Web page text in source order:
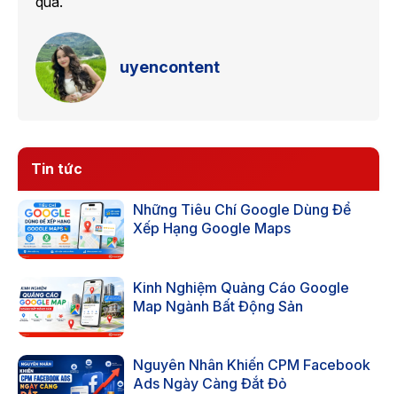
uyencontent
Tin tức
Những Tiêu Chí Google Dùng Để
Xếp Hạng Google Maps
Kinh Nghiệm Quảng Cáo Google
Map Ngành Bất Động Sản
Nguyên Nhân Khiến CPM Facebook
Ads Ngày Càng Đắt Đỏ